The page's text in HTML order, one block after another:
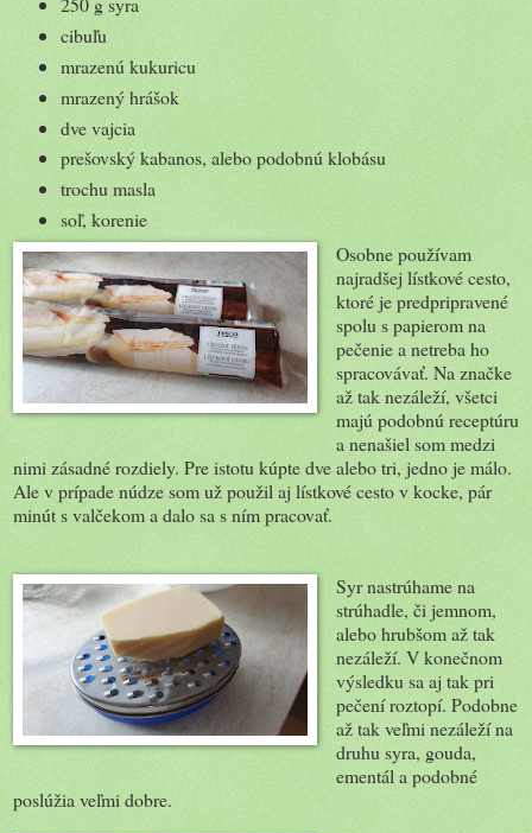
cibuľu
mrazenú kukuricu
mrazený hrášok
dve vajcia
prešovský kabanos, alebo podobnú klobásu
trochu masla
soľ, korenie
Osobne používam
najradšej lístkové cesto,
ktoré je predpripravené
spolu s papierom na
pečenie a netreba ho
spracovávať. Na značke
až tak nezáleží, všetci
majú podobnú receptúru
a nenašiel som medzi
nimi zásadné rozdiely. Pre istotu kúpte dve alebo tri, jedno je málo.
Ale v prípade núdze som už použil aj lístkové cesto v kocke, pár
minút s valčekom a dalo sa s ním pracovať.
Syr nastrúhame na
strúhadle, či jemnom,
alebo hrubšom až tak
nezáleží. V konečnom
výsledku sa aj tak pri
pečení roztopí. Podobne
až tak veľmi nezáleží na
druhu syra, gouda,
ementál a podobné
poslúžia veľmi dobre.